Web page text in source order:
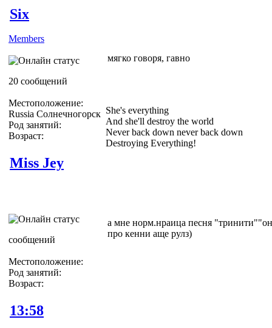
Six
Members
20 сообщений
Местоположение:
Russia Солнечногорск
Род занятий:
Возраст:
мягко говоря, гавно
She's everything
And she'll destroy the world
Never back down never back down
Destroying Everything!
Miss Jey
сообщений
Местоположение:
Род занятий:
Возраст:
а мне норм.нраица песня
про кенни аще рулз)
13:58